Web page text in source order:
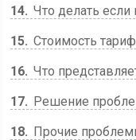
14 Что делать если
15 Стоимость
16 Что
17
Решение
18
Прочие